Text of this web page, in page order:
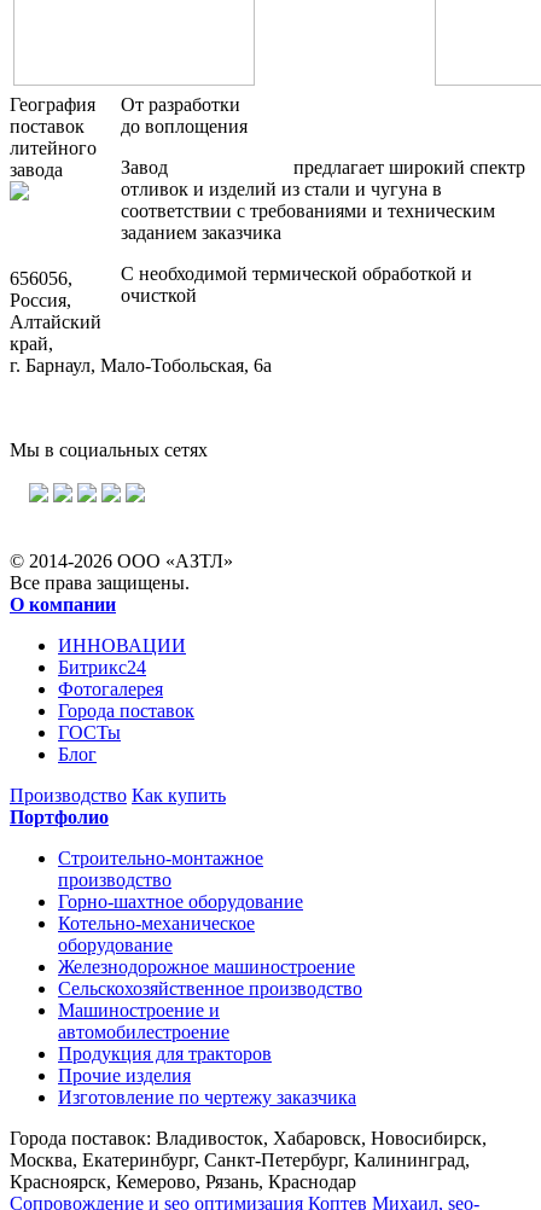
От разработки
до воплощения
Завод
предлагает широкий спектр
отливок и изделий из стали и чугуна в
соответствии с требованиями и техническим
заданием заказчика
С необходимой термической обработкой и
очисткой
География
поставок
литейного
завода
656056,
Россия,
Алтайский
край,
г. Барнаул, Мало-Тобольская, 6а
Мы в социальных сетях
© 2014-2026 ООО «АЗТЛ»
Все права защищены.
О компании
ИННОВАЦИИ
Битрикс24
Фотогалерея
Города поставок
ГОСТы
Блог
Производство Как купить
Портфолио
Строительно-монтажное
производство
Горно-шахтное оборудование
Котельно-механическое
оборудование
Железнодорожное машиностроение
Сельскохозяйственное производство
Машиностроение и
автомобилестроение
Продукция для тракторов
Прочие изделия
Изготовление по чертежу заказчика
Города поставок: Владивосток, Хабаровск, Новосибирск,
Москва, Екатеринбург, Санкт-Петербург, Калининград,
Красноярск, Кемерово, Рязань, Краснодар
Сопровождение и seo оптимизация Коптев Михаил, seo-